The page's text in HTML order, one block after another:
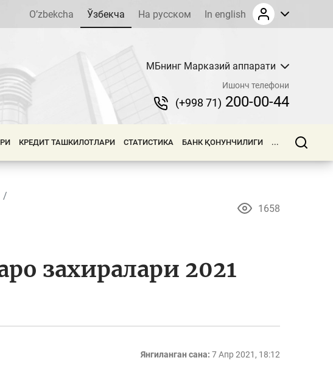
O’zbekcha Ўзбекча На русском In english
МБнинг Марказий аппарати
Ишонч телефони
(+998 71) 200-00-44
КРЕДИТ ТАШКИЛОТЛАРИ СТАТИСТИКА БАНК ҚОНУНЧИЛИГИ ...
1658
захиралари 2021
Янгиланган сана: 7 Апр 2021, 18:12